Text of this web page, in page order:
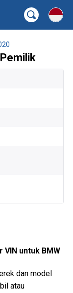
VIN untuk BMW
dan model
atau